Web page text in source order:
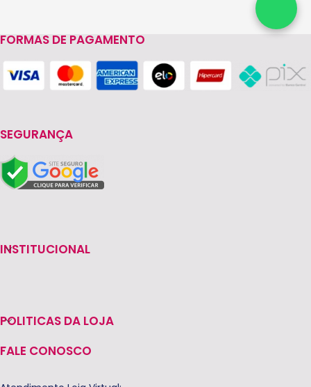
FORMAS DE PAGAMENTO
SEGURANÇA
INSTITUCIONAL
POLITICAS DA LOJA
FALE CONOSCO